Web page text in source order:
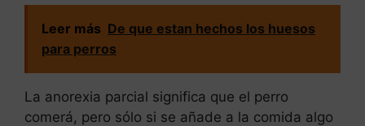
Leer más De que estan hechos los huesos
para perros
La anorexia parcial significa que el perro
comerá, pero sólo si se añade a la comida algo